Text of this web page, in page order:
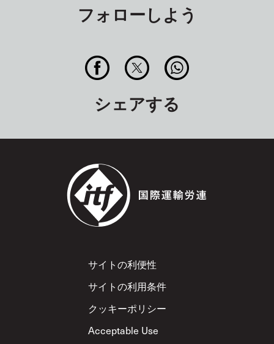
フォローしよう
シェアする
Footer
サイトの利便性
サイトの利用条件
クッキーポリシー
Acceptable Use